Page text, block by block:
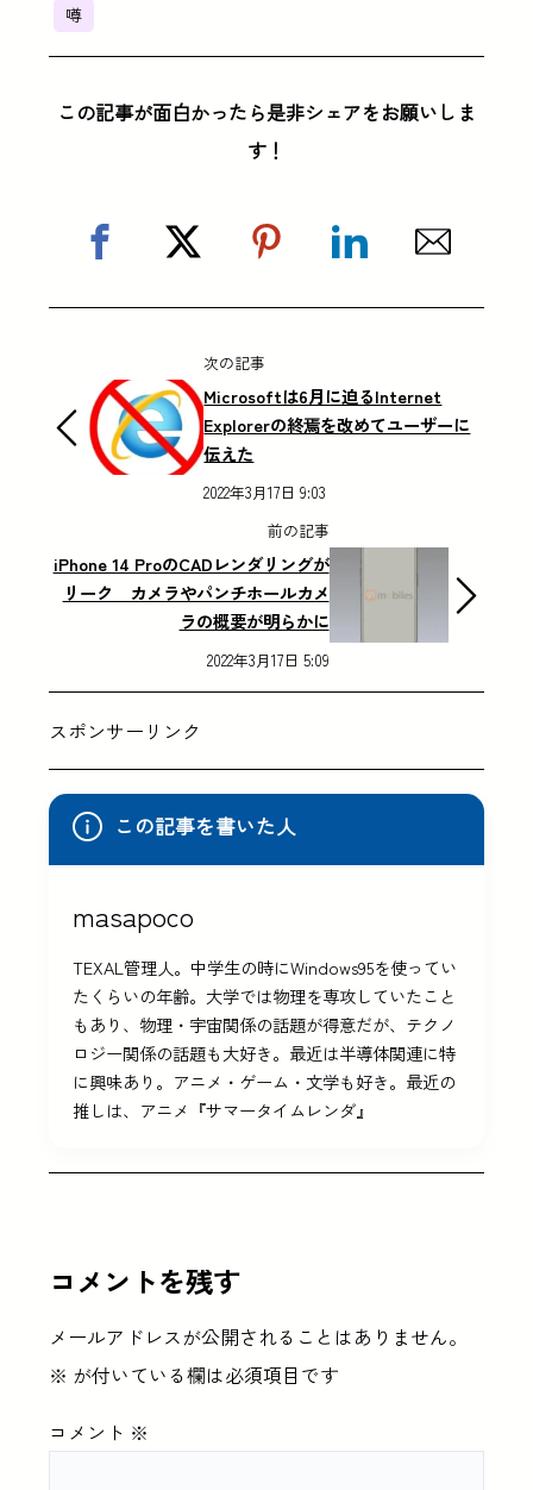
噂
この記事が面白かったら是非シェアをお願いしま
す！
次の記事
Microsoftは6月に迫るInternet
Explorerの終焉を改めてユーザーに
伝えた
2022年3月17日 9:03
前の記事
iPhone 14 ProのCADレンダリングが
リーク カメラやパンチホールカメ
ラの概要が明らかに
2022年3月17日 5:09
スポンサーリンク
この記事を書いた人
masapoco
TEXAL管理人。中学生の時にWindows95を使ってい
たくらいの年齢。大学では物理を専攻していたこと
もあり、物理・宇宙関係の話題が得意だが、テクノ
ロジー関係の話題も大好き。最近は半導体関連に特
に興味あり。アニメ・ゲーム・文学も好き。最近の
推しは、アニメ『サマータイムレンダ』
コメントを残す
メールアドレスが公開されることはありません。
※ が付いている欄は必須項目です
コメント ※